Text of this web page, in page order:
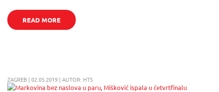
READ MORE
ZAGREB | 02.05.2019 | AUTOR: HTS